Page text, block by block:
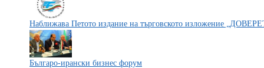
Наближава Петото издание на търговското изложение
Българо-ирански бизнес форум